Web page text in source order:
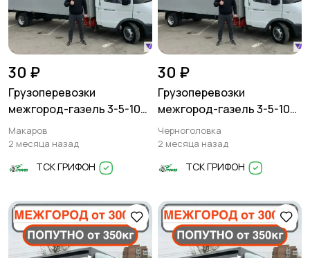
30 ₽
Грузоперевозки
межгород-газель 3-5-10
тонн
Макаров
2 месяца назад
ТСК ГРИФОН
30 ₽
Грузоперевозки
межгород-газель 3-5-10
тонн
Черноголовка
2 месяца назад
ТСК ГРИФОН